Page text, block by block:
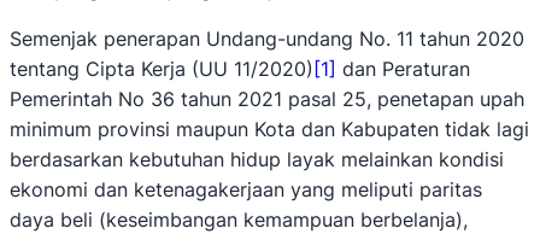
Semenjak penerapan Undang-undang No. 11 tahun 2020
tentang Cipta Kerja (UU 11/2020) [1] dan Peraturan
Pemerintah No 36 tahun 2021 pasal 25, penetapan upah
minimum provinsi maupun Kota dan Kabupaten tidak lagi
berdasarkan kebutuhan hidup layak melainkan kondisi
ekonomi dan ketenagakerjaan yang meliputi paritas
daya beli (keseimbangan kemampuan berbelanja),